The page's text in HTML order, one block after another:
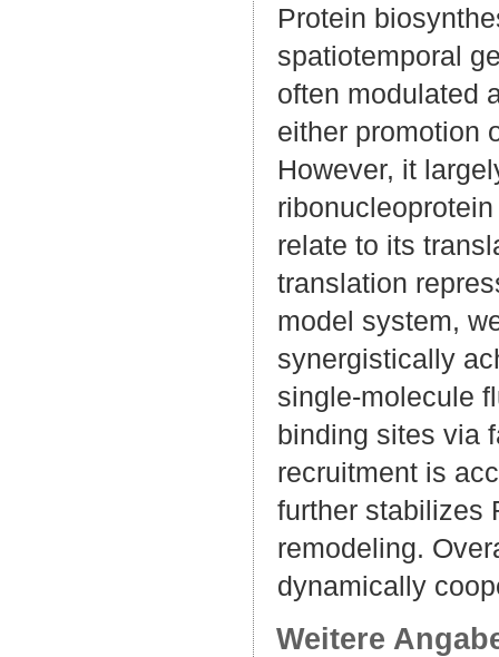
Protein
spatiotemporal
often modulated
either promotion
However, it
relate to its
translation
model system,
synergistically
single-molecule
binding sites via
recruitment is
further stabilizes
remodeling.
dynamically
Weitere